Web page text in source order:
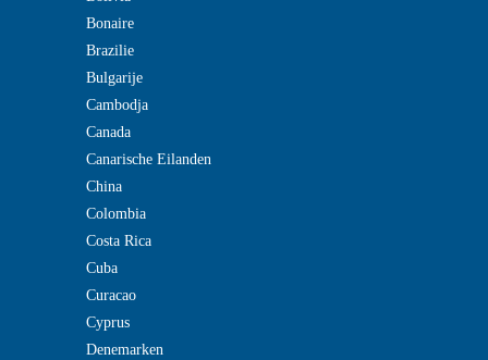
Bonaire
Brazilie
Bulgarije
Cambodja
Canada
Canarische Eilanden
China
Colombia
Costa Rica
Cuba
Curacao
Cyprus
Denemarken